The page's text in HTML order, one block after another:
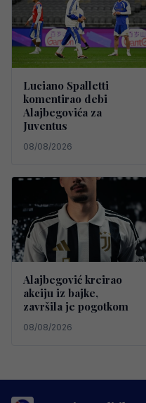
Luciano Spalletti
komentirao debi
Alajbegovića za
Juventus
08/08/2026
Alajbegović kreirao
akciju iz bajke,
završila je pogotkom
08/08/2026